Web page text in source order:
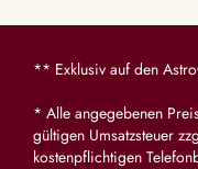
** Exklusiv auf den
* Alle angegebenen
gültigen Umsatzsteuer
kostenpflichtigen